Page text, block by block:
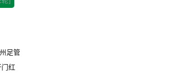
足管
门红